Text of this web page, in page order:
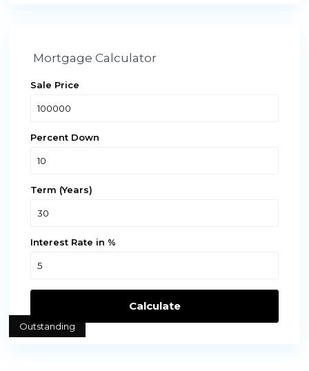
Mortgage Calculator
Sale Price
Percent Down
Term (Years)
Interest Rate in %
Calculate
Outstanding